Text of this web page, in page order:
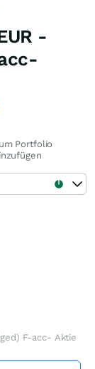
-
Portfolio
F-acc- Aktie